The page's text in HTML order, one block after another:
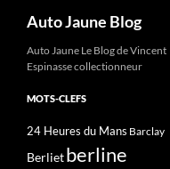
Auto Jaune Blog
Auto Jaune Le Blog de Vincent
Espinasse collectionneur
MOTS-CLEFS
24 Heures du Mans Barclay
Berlietberline